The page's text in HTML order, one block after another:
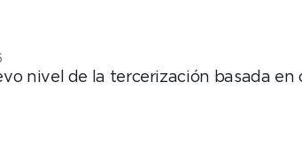
nivel de la tercerización basada en